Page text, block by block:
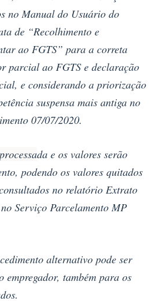
no Manual do Usuário do
de “Recolhimento e
ao FGTS” para a correta
parcial ao FGTS e declaração
e considerando a priorização
suspensa mais antiga no
07/07/2020.
da e os valores serão
podendo os valores quitados
no relatório Extrato
Serviço Parcelamento MP
alternativo pode ser
também para os